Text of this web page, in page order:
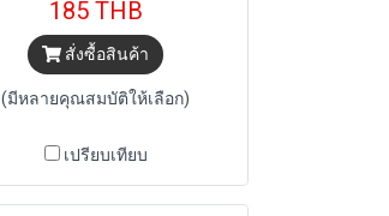
185 THB
สั่งซื้อสินค้า
(มีหลายคุณสมบัติให้เลือก)
เปรียบเทียบ